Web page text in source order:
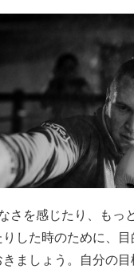
さを感じたり、もっ
した時のために、
ましょう。自分の目